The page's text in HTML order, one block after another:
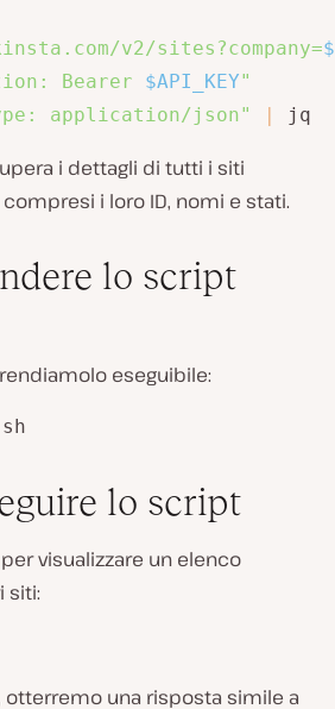
v2/sites?company=
Bearer $API_KEY"
application/json" | jq
i dettagli di tutti i siti
compresi i loro ID, nomi e stati.
lo script
eseguibile:
lo script
visualizzare un elenco
siti:
otterremo una risposta simile a